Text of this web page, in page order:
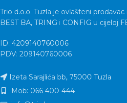
Trio d.o.o. Tuzla je ovlašteni
BEST BA, TRING i CONFIG u cijeloj
ID: 4209140760006
PDV: 209140760006
Izeta Sarajlića bb, 75000 Tuzla
Mob: 066 400-444